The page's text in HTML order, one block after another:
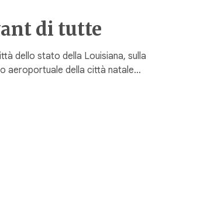
di tutte
dello stato della Louisiana, sulla
aeroportuale della città natale…